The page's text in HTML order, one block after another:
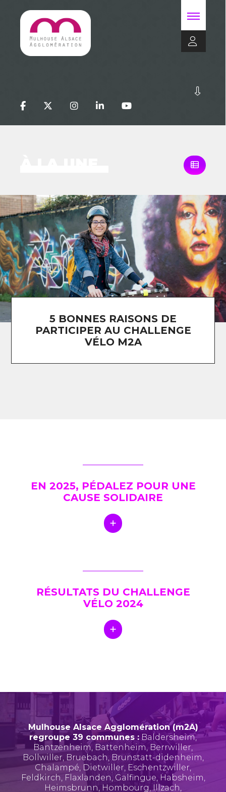
5 BONNES RAISONS DE
PARTICIPER AU CHALLENGE
VÉLO M2A
EN 2025, PÉDALEZ POUR UNE
CAUSE SOLIDAIRE
RÉSULTATS DU CHALLENGE
VÉLO 2024
Mulhouse Alsace Agglomération (m2A)
regroupe 39 communes : Baldersheim,
Bantzenheim, Battenheim, Berrwiller,
Bollwiller, Bruebach,Brunstatt-didenheim,
Chalampé, Dietwiller, Eschentzwiller,
Feldkirch, Flaxlanden,Galfingue, Habsheim,
Heimsbrunn, Hombourg,Illzach,